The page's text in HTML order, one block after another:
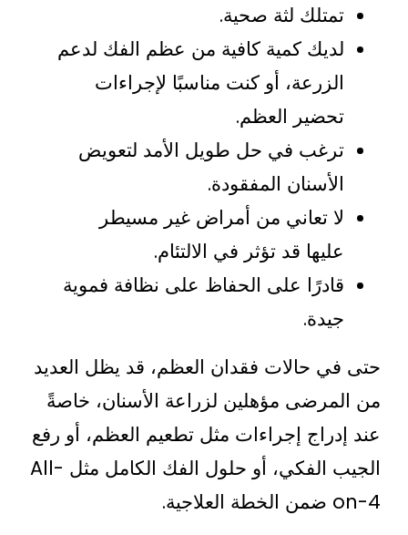
لثة صحية.
كمية كافية من عظم الفك لدعم
أو كنت مناسبًا لإجراءات
العظم.
في حل طويل الأمد لتعويض
المفقودة.
تعاني من أمراض غير مسيطر
قد تؤثر في الالتئام.
على الحفاظ على نظافة فموية
حالات فقدان العظم، قد يظل العديد
مؤهلين لزراعة الأسنان، خاصةً
إجراءات مثل تطعيم العظم، أو رفع
الجيب الفكي، أو حلول الفك الكامل مثل All-